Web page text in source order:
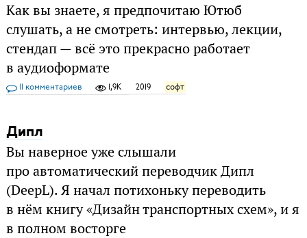
Как вы знаете, я предпочитаю Ютюб
слушать, а не смотреть: интервью, лекции,
стендап — всё это прекрасно работает
в аудиоформате
11 комментариев 1,9K 2019 софт
Дипл
Вы наверное уже слышали
про автоматический переводчик Дипл
(DeepL). Я начал потихоньку переводить
в нём книгу «Дизайн транспортных схем», и я
в полном восторге